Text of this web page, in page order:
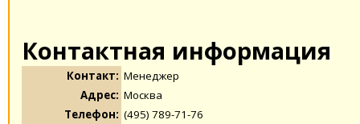
Контактная информация
Контакт: Менеджер
Адрес: Москва
Телефон: (495) 789-71-76